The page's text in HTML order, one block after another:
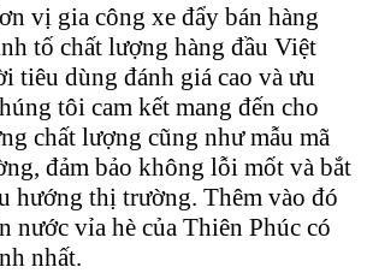
vị gia công xe đẩy bán hàng
tố chất lượng hàng đầu Việt
tiêu dùng đánh giá cao và ưu
tôi cam kết mang đến cho
chất lượng cũng như mẫu mã
đảm bảo không lỗi mốt và bắt
hướng thị trường. Thêm vào đó
nước vỉa hè của Thiên Phúc có
nhất.